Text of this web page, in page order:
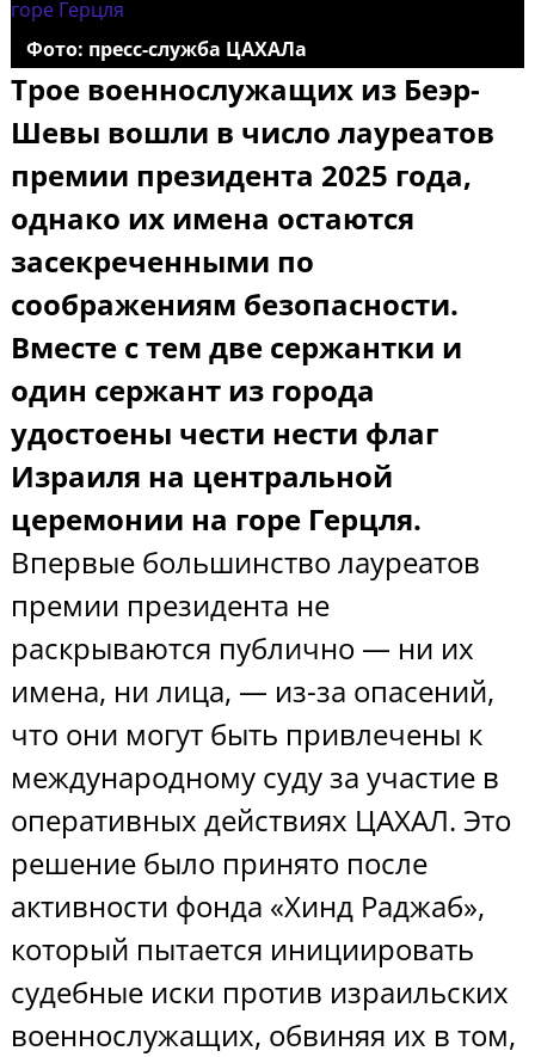
Фото: пресс-служба ЦАХАЛа
Трое военнослужащих из Беэр-
Шевы вошли в число лауреатов
премии президента 2025 года,
однако их имена остаются
засекреченными по
соображениям безопасности.
Вместе с тем две сержантки и
один сержант из города
удостоены чести нести флаг
Израиля на центральной
церемонии на горе Герцля.
Впервые большинство лауреатов
премии президента не
раскрываются публично — ни их
имена, ни лица, — из-за опасений,
что они могут быть привлечены к
международному суду за участие в
оперативных действиях ЦАХАЛ. Это
решение было принято после
активности фонда «Хинд Раджаб»,
который пытается инициировать
судебные иски против израильских
военнослужащих, обвиняя их в том,